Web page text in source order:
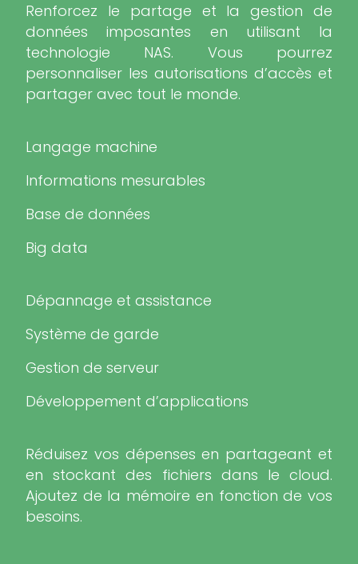
Renforcez le partage et la gestion de
données imposantes en utilisant la
technologie NAS. Vous pourrez
personnaliser les autorisations d’accès et
partager avec tout le monde.
Langage machine
Informations mesurables
Base de données
Big data
Dépannage et assistance
Système de garde
Gestion de serveur
Développement d’applications
Réduisez vos dépenses en partageant et
en stockant des fichiers dans le cloud.
Ajoutez de la mémoire en fonction de vos
besoins.